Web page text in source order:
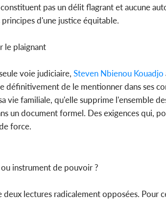
pas un délit flagrant et aucune
d'une justice équitable.
le plaignant
voie judiciaire, Steven Nbienou Kouadjo
définitivement de le mentionner dans ses
vie familiale, qu'elle supprime l'ensemble
un document formel. Des exigences qui,
force.
instrument de pouvoir ?
deux lectures radicalement opposées. Pour